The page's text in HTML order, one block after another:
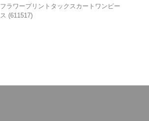
フラワープリントタックスカートワンピー
ス (611517)